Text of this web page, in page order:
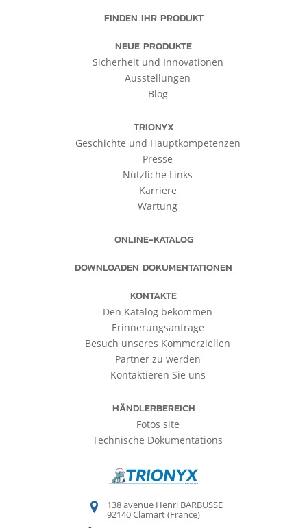
FINDEN IHR PRODUKT
NEUE PRODUKTE
Sicherheit und Innovationen
Ausstellungen
Blog
TRIONYX
Geschichte und Hauptkompetenzen
Presse
Nützliche Links
Karriere
Wartung
ONLINE-KATALOG
DOWNLOADEN DOKUMENTATIONEN
KONTAKTE
Den Katalog bekommen
Erinnerungsanfrage
Besuch unseres Kommerziellen
Partner zu werden
Kontaktieren Sie uns
HÄNDLERBEREICH
Fotos site
Technische Dokumentations
138 avenue Henri BARBUSSE
92140 Clamart (France)